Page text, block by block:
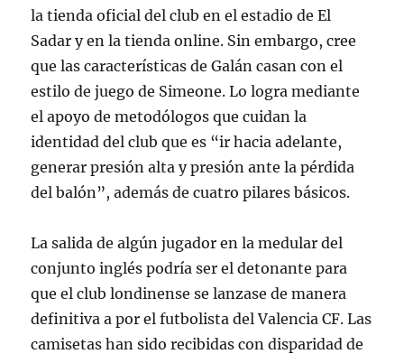
la tienda oficial del club en el estadio de El
Sadar y en la tienda online. Sin embargo, cree
que las características de Galán casan con el
estilo de juego de Simeone. Lo logra mediante
el apoyo de metodólogos que cuidan la
identidad del club que es “ir hacia adelante,
generar presión alta y presión ante la pérdida
del balón”, además de cuatro pilares básicos.
La salida de algún jugador en la medular del
conjunto inglés podría ser el detonante para
que el club londinense se lanzase de manera
definitiva a por el futbolista del Valencia CF. Las
camisetas han sido recibidas con disparidad de